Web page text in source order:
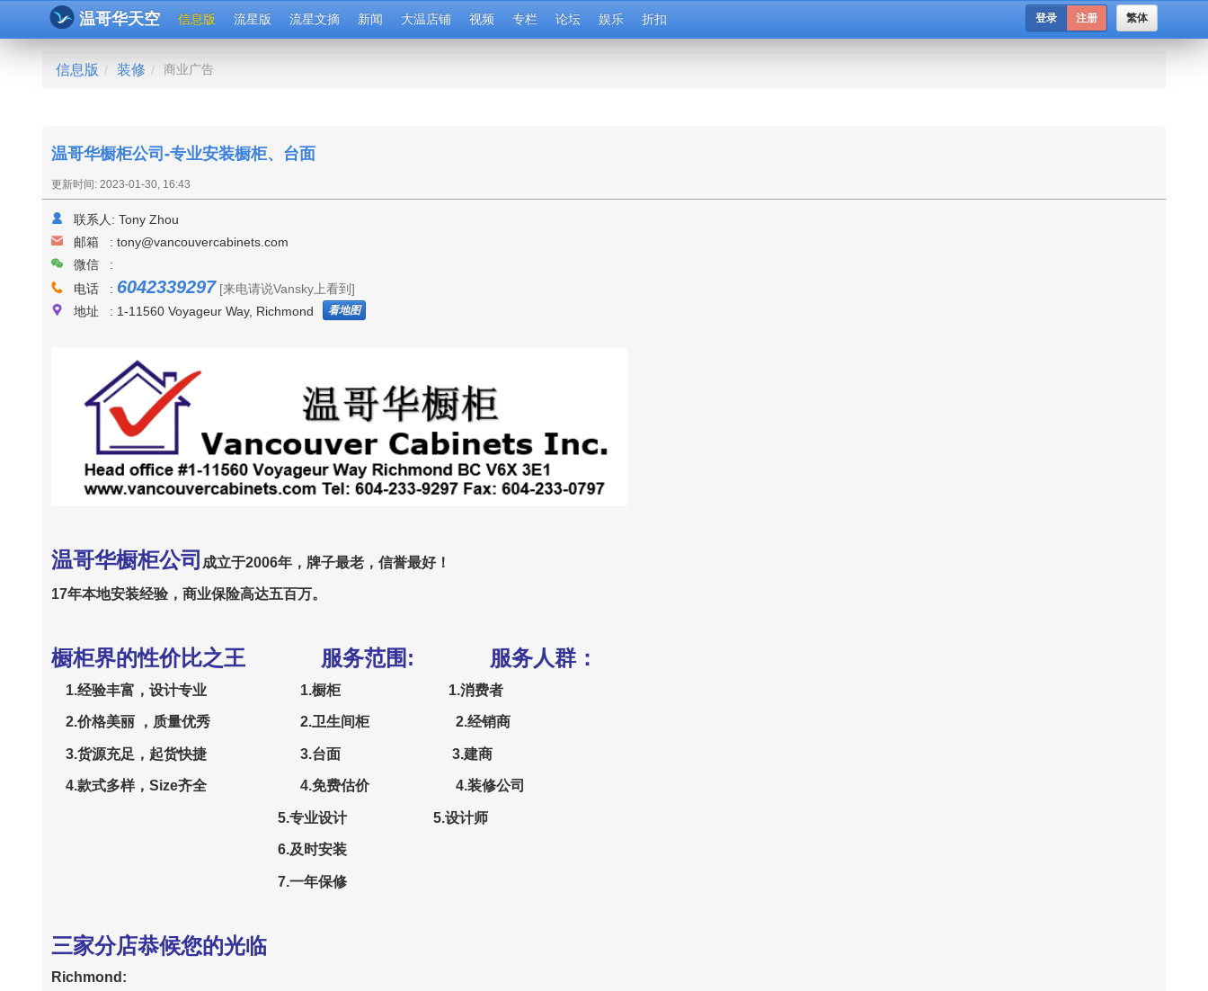
温哥华天空 信息版 流星版 流星文摘 新闻 大温店铺 视频 专栏 论坛 娱乐 折扣 繁体
登录 注册
信息版 / 装修 / 商业广告
温哥华橱柜公司-专业安装橱柜、台面
更新时间: 2023-01-30, 16:43
联系人: Tony Zhou
邮箱 : tony@vancouvercabinets.com
微信 :
电话 : 6042339297 [来电请说Vansky上看到]
地址 : 1-11560 Voyageur Way, Richmond看地图
温哥华橱柜公司 成立于2006年，牌子最老，信誉最好！
17年本地安装经验，商业保险高达五百万。
橱柜界的性价比之王 服务范围: 服务人群：
1.经验丰富，设计专业 1.橱柜 1.消费者
2.价格美丽 ，质量优秀 2.卫生间柜 2.经销商
3.货源充足，起货快捷 3.台面 3.建商
4.款式多样，Size齐全 4.免费估价 4.装修公司
5.专业设计 5.设计师
6.及时安装
7.一年保修
三家分店恭候您的光临
Richmond: